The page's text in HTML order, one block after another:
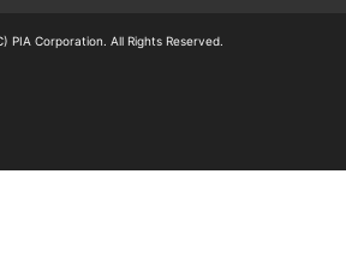
PIA Corporation. All Rights Reserved.